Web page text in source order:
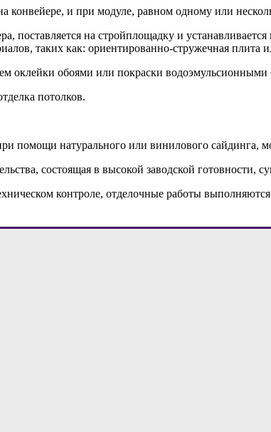
конвейере, и при модуле, равном одному или
поставляется на стройплощадку и
таких как: ориентированно-стружечная плита
оклейки обоями или покраски водоэмульсионными
потолков.
помощи натурального или винилового сайдинга,
состоящая в высокой заводской готовности,
контроле, отделочные работы